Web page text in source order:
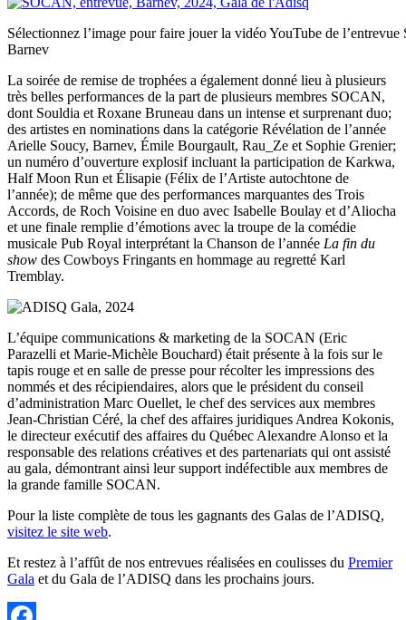
Sélectionnez l’image pour faire jouer la vidéo YouTube de
Barnev
La soirée de remise de trophées a également donné lieu à plusieurs
très belles performances de la part de plusieurs membres SOCAN,
dont Souldia et Roxane Bruneau dans un intense et surprenant duo;
des artistes en nominations dans la catégorie Révélation de l’année
Arielle Soucy, Barnev, Émile Bourgault, Rau_Ze et Sophie Grenier;
un numéro d’ouverture explosif incluant la participation de Karkwa,
Half Moon Run et Élisapie (Félix de l’Artiste autochtone de
l’année); de même que des performances marquantes des Trois
Accords, de Roch Voisine en duo avec Isabelle Boulay et d’Aliocha
et une finale remplie d’émotions avec la troupe de la comédie
musicale Pub Royal interprétant la Chanson de l’année La fin du
show des Cowboys Fringants en hommage au regretté Karl
Tremblay.
L’équipe communications & marketing de la SOCAN (Eric
Parazelli et Marie-Michèle Bouchard) était présente à la fois sur le
tapis rouge et en salle de presse pour récolter les impressions des
nommés et des récipiendaires, alors que le président du conseil
d’administration Marc Ouellet, le chef des services aux membres
Jean-Christian Céré, la chef des affaires juridiques Andrea Kokonis,
le directeur exécutif des affaires du Québec Alexandre Alonso et la
responsable des relations créatives et des partenariats qui ont assisté
au gala, démontrant ainsi leur support indéfectible aux membres de
la grande famille SOCAN.
Pour la liste complète de tous les gagnants des Galas de l’ADISQ,
visitez le site web.
Et restez à l’affût de nos entrevues réalisées en coulisses du Premier
Gala et du Gala de l’ADISQ dans les prochains jours.